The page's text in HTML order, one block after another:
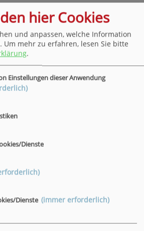
E-Mail über exklusive
hier Cookies
und anpassen, welche Information
Um mehr zu erfahren, lesen Sie bitte
.
Einstellungen dieser Anwendung
Dienste
Dienste (immer erforderlich)